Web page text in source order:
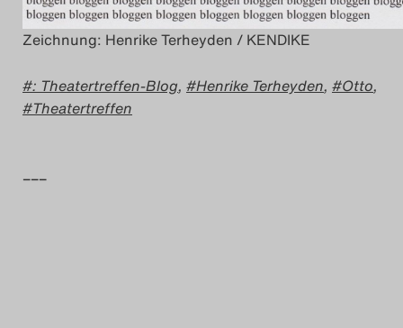
Zeichnung: Henrike Terheyden / KENDIKE
: Theatertreffen-Blog, Henrike Terheyden, Otto,
Theatertreffen
–––